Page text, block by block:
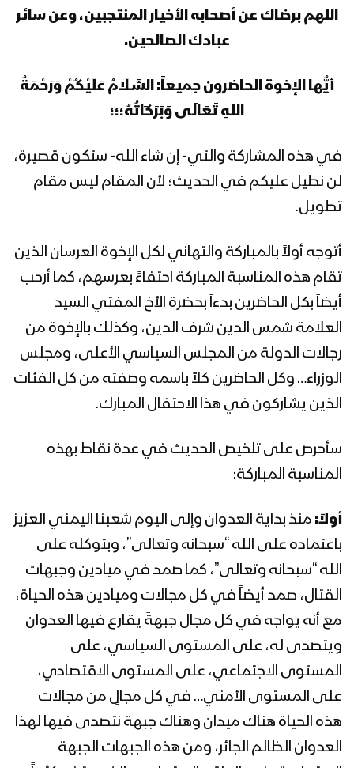
اللهم برضاك عن أصحابه الأخيار المنتجبين، وعن سائر
عبادك الصالحين.
أيُّها الإخوة الحاضرون جميعاً: السَّـلَامُ عَلَيْكُمْ وَرَحْمَةُ
اللهِ تَعَالَى وَبَرَكَاتُهُ؛؛؛
في هذه المشاركة والتي- إن شاء الله- ستكون قصيرة،
لن نطيل عليكم في الحديث؛ لأن المقام ليس مقام
تطويل.
أتوجه أولاً بالمباركة والتهاني لكل الإخوة العرسان الذين
تقام هذه المناسبة المباركة احتفاءً بعرسهم، كما أرحب
أيضاً بكل الحاضرين بدءاً بحضرة الأخ المفتي السيد
العلامة شمس الدين شرف الدين، وكذلك بالإخوة من
رجالات الدولة من المجلس السياسي الأعلى، ومجلس
الوزراء… وكل الحاضرين كلاً باسمه وصفته من كل الفئات
الذين يشاركون في هذا الاحتفال المبارك.
سأحرص على تلخيص الحديث في عدة نقاط بهذه
المناسبة المباركة:
أولاً: منذ بداية العدوان وإلى اليوم شعبنا اليمني العزيز
باعتماده على الله “سبحانه وتعالى”، وبتوكله على
الله “سبحانه وتعالى”، كما صمد في ميادين وجبهات
القتال، صمد أيضاً في كل مجالات وميادين هذه الحياة،
مع أنه يواجه في كل مجال جبهةً يقارع فيها العدوان
ويتصدى له، على المستوى السياسي، على
المستوى الاجتماعي، على المستوى الاقتصادي،
على المستوى الأمني… في كل مجالٍ من مجالات
هذه الحياة هناك ميدان وهناك جبهة نتصدى فيها لهذا
العدوان الظالم الجائر، ومن هذه الجبهات الجبهة